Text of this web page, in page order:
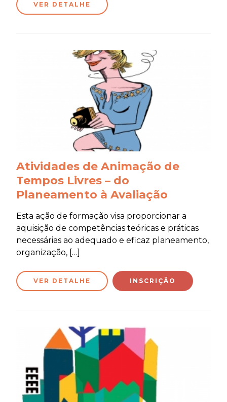
VER DETALHE
Atividades de Animação de
Tempos Livres – do
Planeamento à Avaliação
Esta ação de formação visa proporcionar a
aquisição de competências teóricas e práticas
necessárias ao adequado e eficaz planeamento,
organização, […]
VER DETALHE INSCRIÇÃO